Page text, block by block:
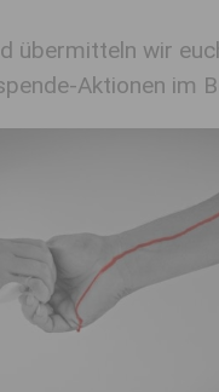
übermitteln wir
Aktionen im